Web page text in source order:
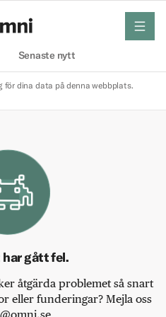
Senaste nytt
meny
för dina data på denna webbplats.
har gått fel.
åtgärda problemet så snart
eller funderingar? Mejla oss